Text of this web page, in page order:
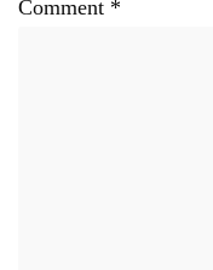
Comment *